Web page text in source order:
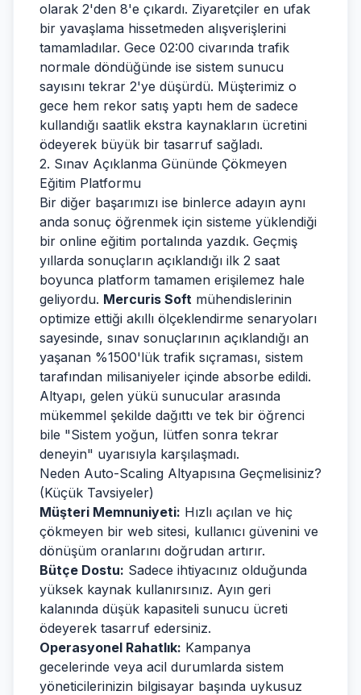
olarak 2'den 8'e çıkardı. Ziyaretçiler en ufak
bir yavaşlama hissetmeden alışverişlerini
tamamladılar. Gece 02:00 civarında trafik
normale döndüğünde ise sistem sunucu
sayısını tekrar 2'ye düşürdü. Müşterimiz o
gece hem rekor satış yaptı hem de sadece
kullandığı saatlik ekstra kaynakların ücretini
ödeyerek büyük bir tasarruf sağladı.
2. Sınav Açıklanma Gününde Çökmeyen
Eğitim Platformu
Bir diğer başarımızı ise binlerce adayın aynı
anda sonuç öğrenmek için sisteme yüklendiği
bir online eğitim portalında yazdık. Geçmiş
yıllarda sonuçların açıklandığı ilk 2 saat
boyunca platform tamamen erişilemez hale
geliyordu. Mercuris Soft mühendislerinin
optimize ettiği akıllı ölçeklendirme senaryoları
sayesinde, sınav sonuçlarının açıklandığı an
yaşanan %1500'lük trafik sıçraması, sistem
tarafından milisaniyeler içinde absorbe edildi.
Altyapı, gelen yükü sunucular arasında
mükemmel şekilde dağıttı ve tek bir öğrenci
bile "Sistem yoğun, lütfen sonra tekrar
deneyin" uyarısıyla karşılaşmadı.
Neden Auto-Scaling Altyapısına Geçmelisiniz?
(Küçük Tavsiyeler)
Müşteri Memnuniyeti: Hızlı açılan ve hiç
çökmeyen bir web sitesi, kullanıcı güvenini ve
dönüşüm oranlarını doğrudan artırır.
Bütçe Dostu: Sadece ihtiyacınız olduğunda
yüksek kaynak kullanırsınız. Ayın geri
kalanında düşük kapasiteli sunucu ücreti
ödeyerek tasarruf edersiniz.
Operasyonel Rahatlık: Kampanya
gecelerinde veya acil durumlarda sistem
yöneticilerinizin bilgisayar başında uykusuz